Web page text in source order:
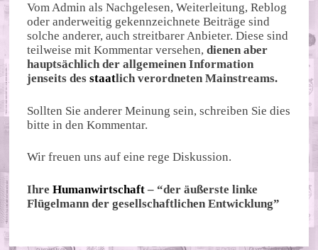
Vom Admin als Nachgelesen, Weiterleitung, Reblog
oder anderweitig gekennzeichnete Beiträge sind
solche anderer, auch streitbarer Anbieter. Diese sind
teilweise mit Kommentar versehen,dienen aber
hauptsächlich der allgemeinen Information
jenseits desstaatlich verordneten Mainstreams.
Sollten Sie anderer Meinung sein, schreiben Sie dies
bitte in den Kommentar.
Wir freuen uns auf eine rege Diskussion.
IhreHumanwirtschaft – “der äußerste linke
Flügelmann der gesellschaftlichen Entwicklung”